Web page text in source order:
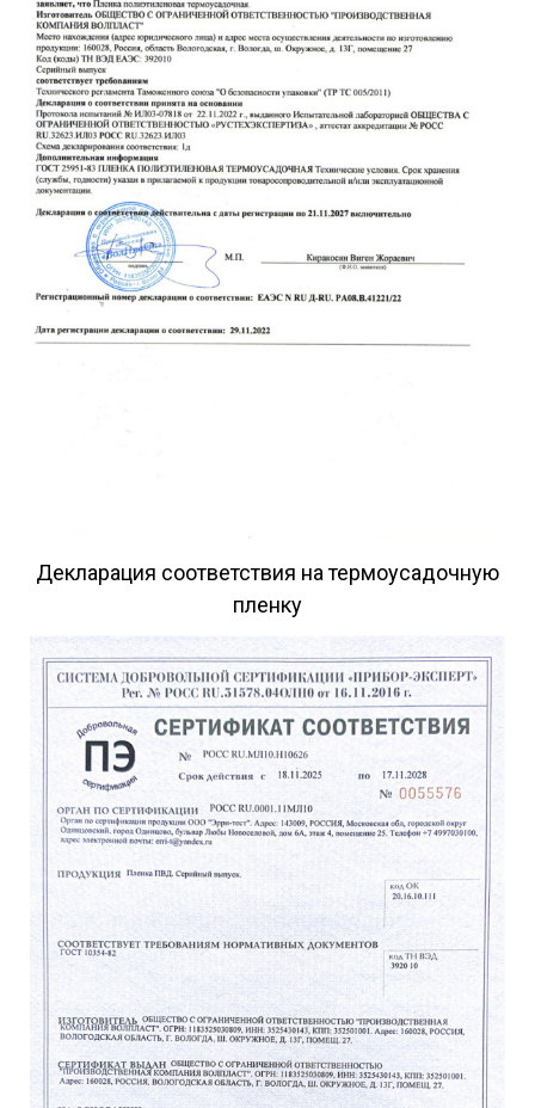
территории Северо-Западного федерального
округа.
Почему выбираютзавод производитель
пленки ПК«ВОЛПЛАСТ»
Среди преимуществ нашего завода:
Гарантия качества сроком на 1 год.
Высокоскоростное производство и минимальные
сроки исполнения заказов.
Соответствие требованиям нормативных
Профессиональные дизайнеры помогут создать
уникальный дизайн упаковки.
Производство полиэтиленовой пленки и
упаковочных материалов
Ищете надежную упаковку, чтобы увеличить
продуктивность вашего бизнеса? Компания ПК
«ВОЛПЛАСТ» готова предложить вам лучшее
решение для любого уровня развития бизнеса.
Обсудите подробности вашего проекта, получите
бесплатный образец или консультацию по условиям
приобретения продукции прямо сейчас!
Свяжитесь с нами, заполнив форму обратной связи
на нашем официальном сайте или позвонив по
номеру телефона:+7 (921) 122-09-99. Сделайте
правильный выбор для своего бизнеса вместе с
надежным производителем пленки ПК «ВОЛПЛАСТ».
Декларация соответствия на термоусадочную
пленку